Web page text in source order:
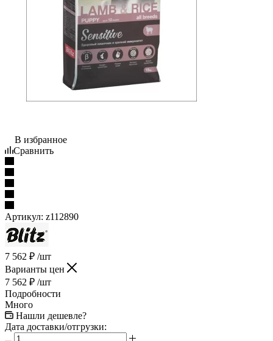
В избранное
Сравнить
Артикул: z112890
7 562 ₽ /шт
Варианты цен
7 562 ₽ /шт
Подробности
Много
Нашли дешевле?
Дата доставки/отгрузки: